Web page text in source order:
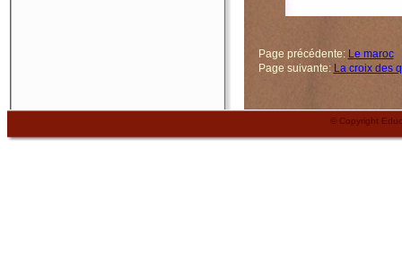
Page précédente: Le maroc
Page suivante: La croix des
© Copyright